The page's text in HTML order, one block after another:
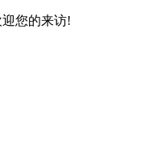
迎您的来访!